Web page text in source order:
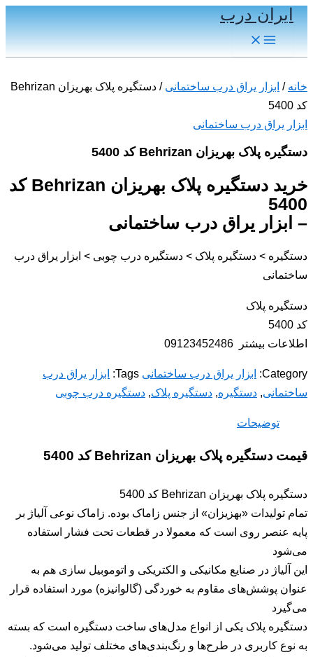
پرش
به
محتوا
ایران درب
Main
Menu
خانه / ابزار یراق درب ساختمانی
/ دستگیره پلاک بهریزان Behrizan
کد 5400
ابزار یراق درب ساختمانی
دستگیره پلاک بهریزان Behrizan کد 5400
خرید دستگیره پلاک بهریزان Behrizan کد
5400
– ابزار یراق درب ساختمانی
دستگیره > دستگیره پلاک > دستگیره درب چوبی > ابزار یراق درب
ساختمانی
دستگیره پلاک
کد 5400
اطلاعات بیشتر 09123452486
Category: ابزار یراق درب ساختمانی Tags: ابزار یراق درب
ساختمانی, دستگیره, دستگیره پلاک, دستگیره درب چوبی
توضیحات
قیمت دستگیره پلاک بهریزان Behrizan کد 5400
دستگیره پلاک بهریزان Behrizan کد 5400
تمام تولیدات «بهزیزان» از جنس زاماک بوده. زاماک نوعی آلیاژ بر
پایه عنصر روی است که معمولا در قطعات تحت فشار استفاده
می‌شود
این آلیاژ در صنایع مکانیکی و الکتریکی و اتوموبیل سازی هم به
عنوان پوشش‌های مقاوم به خوردگی (گالوانیزه) مورد استفاده قرار
می‌گیرد
دستگیره پلاک یکی از انواع مدل‌های ساخت دستگیره‌ است که بسته
به نوع کاربری در طرح‌ها و رنگ‌بندی‌های مختلف تولید می‌شود.